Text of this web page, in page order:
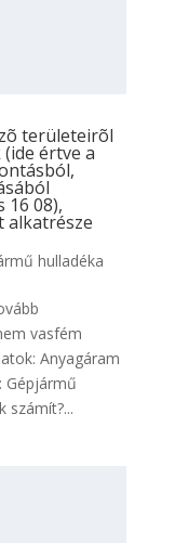
területeirõl
értve a
16 08),
alkatrésze
hulladéka
vasfém
Anyagáram
Gépjármű
számít?...